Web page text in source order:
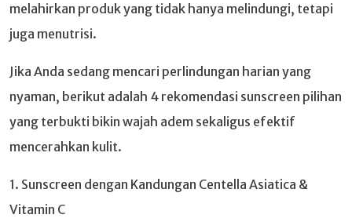
melahirkan produk yang tidak hanya melindungi, tetapi
juga menutrisi.
Jika Anda sedang mencari perlindungan harian yang
nyaman, berikut adalah 4 rekomendasi sunscreen pilihan
yang terbukti bikin wajah adem sekaligus efektif
mencerahkan kulit.
1. Sunscreen dengan Kandungan Centella Asiatica &
Vitamin C